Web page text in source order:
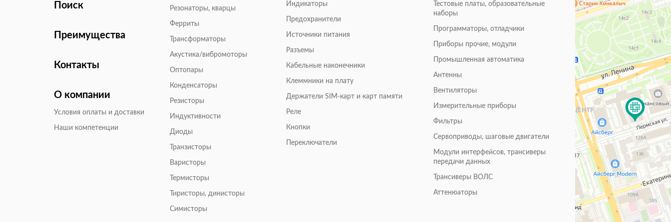
Поиск
Преимущества
Контакты
О компании
Условия оплаты и доставки
Наши компетенции
Резонаторы, кварцы
Ферриты
Трансформаторы
Акустика/вибромоторы
Оптопары
Конденсаторы
Резисторы
Индуктивности
Диоды
Транзисторы
Варисторы
Термисторы
Тиристоры, динисторы
Симисторы
Индикаторы
Предохранители
Источники питания
Разъемы
Кабельные наконечники
Клеммники на плату
Держатели SIM-карт и карт памяти
Реле
Кнопки
Переключатели
Тестовые платы, образовательные
наборы
Программаторы, отладчики
Приборы прочие, модули
Промышленная автоматика
Антенны
Вентиляторы
Измерительные приборы
Фильтры
Сервоприводы, шаговые двигатели
Модули интерфейсов, трансиверы
передачи данных
Трансиверы ВОЛС
Аттенюаторы